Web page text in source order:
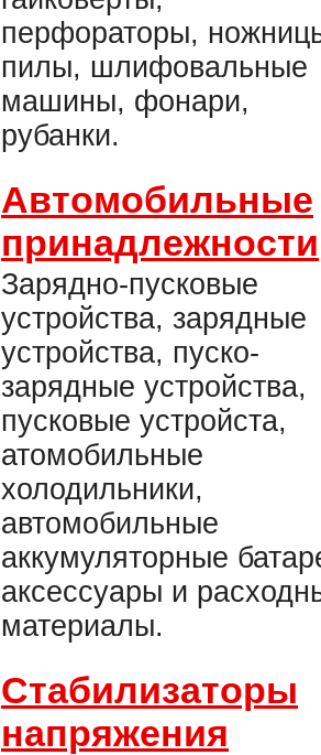
перфораторы,
пилы, шлифовальные
машины, фонари,
рубанки.
Автомобильные
принадлежности
Зарядно-пусковые
устройства, зарядные
устройства, пуско-
зарядные устройства,
пусковые устройста,
атомобильные
холодильники,
автомобильные
аккумуляторные
аксессуары и
материалы.
Стабилизаторы
напряжения